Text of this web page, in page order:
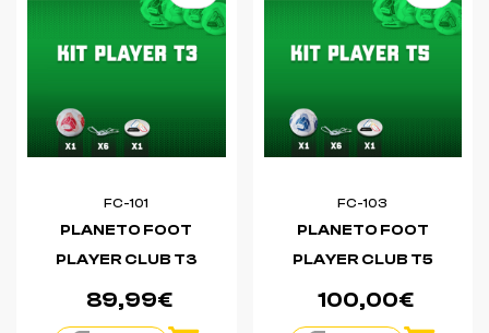
FC-101
PLANETO FOOT
PLAYER CLUB T3
89,99€
FC-103
PLANETO FOOT
PLAYER CLUB T5
100,00€